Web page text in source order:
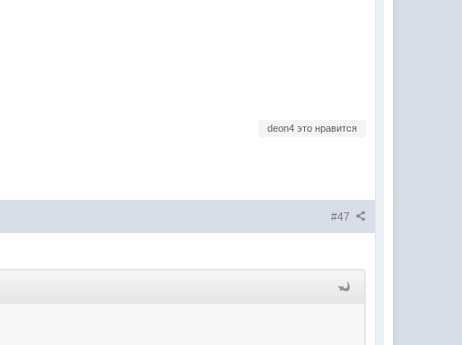
deon4 это нравится
#47